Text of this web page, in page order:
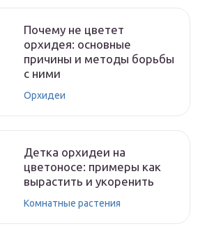
Почему не цветет
орхидея: основные
причины и методы борьбы
с ними
Орхидеи
Детка орхидеи на
цветоносе: примеры как
вырастить и укоренить
Комнатные растения